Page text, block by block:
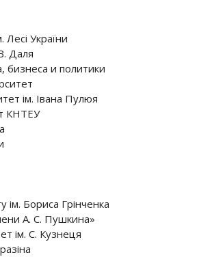
Лесі України
Даля
бизнеса и политики
ім. Івана Пулюя
КНТЕУ
ім. Бориса Грінченка
А. С. Пушкина»
ім. С. Кузнеця